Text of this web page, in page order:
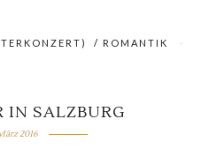
/ ROMANTIK
IN SALZBURG
2016